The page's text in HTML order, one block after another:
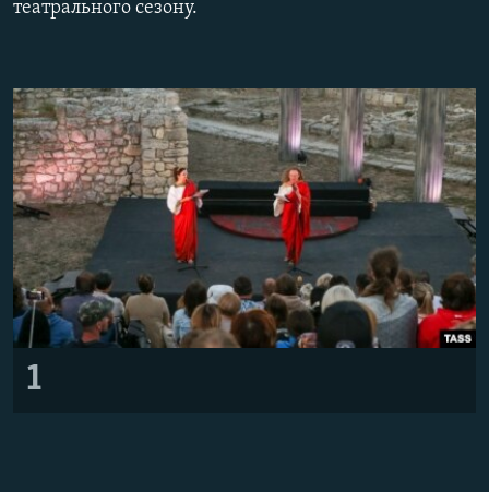
Qırımtatar
Усі сайти RFE/RL
театрального сезону.
1